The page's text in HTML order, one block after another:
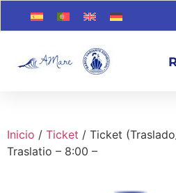
Inicio / Ticket / Ticket
Traslatio – 8:00 –